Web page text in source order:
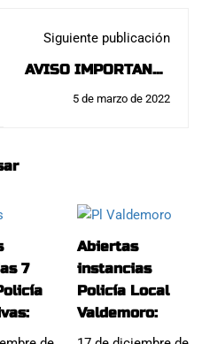
Siguiente publicación
AVISO IMPORTANTE
EXAMEN
5 de marzo de 2022
7
Abiertas
instancias
Policía Local
Valdemoro: